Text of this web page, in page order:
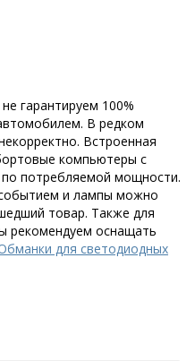
гарантируем 100%
В редком
Встроенная
компьютеры с
потребляемой мощности.
и лампы можно
товар. Также для
рекомендуем оснащать
для светодиодных